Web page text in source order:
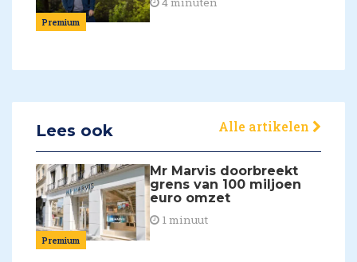
Premium
Lees ook Alle artikelen
Premium
Mr Marvis doorbreekt
grens van 100 miljoen
euro omzet
1 minuut